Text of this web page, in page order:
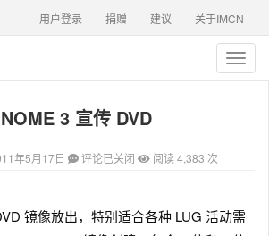
关于IMCN
建议
捐赠
用户登录
T
o
i
3 宣传 DVD
年5月17日 评论已关闭 阅读 4,383 次
镜像放出，特别适合各种 LUG 活动需